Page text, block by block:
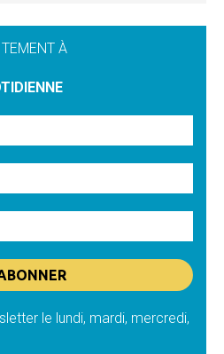
À
le lundi, mardi, mercredi,